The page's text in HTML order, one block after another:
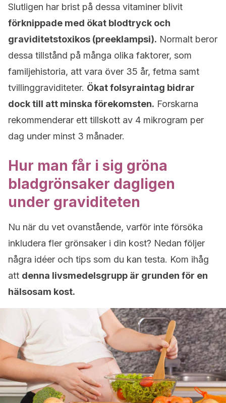
Slutligen har brist på dessa vitaminer blivit
förknippade med ökat blodtryck och
graviditetstoxikos (preeklampsi). Normalt beror
dessa tillstånd på många olika faktorer, som
familjehistoria, att vara över 35 år, fetma samt
tvillinggraviditeter. Ökat folsyraintag bidrar
dock till att minska förekomsten. Forskarna
rekommenderar ett tillskott av 4 mikrogram per
dag under minst 3 månader.
Hur man får i sig gröna
bladgrönsaker dagligen
under graviditeten
Nu när du vet ovanstående, varför inte försöka
inkludera fler grönsaker i din kost? Nedan följer
några idéer och tips som du kan testa. Kom ihåg
att denna livsmedelsgrupp är grunden för en
hälsosam kost.